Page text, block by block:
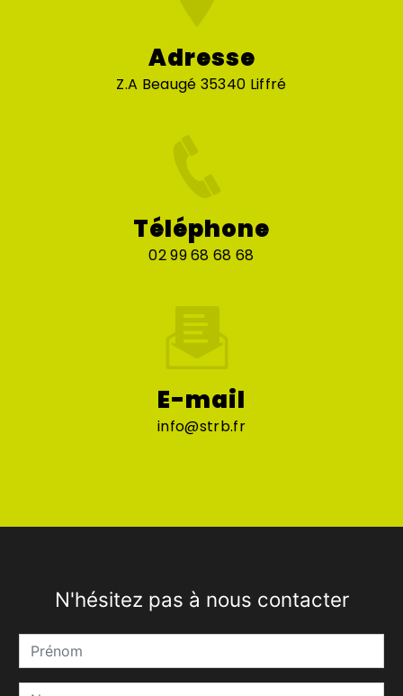
Adresse
Z.A Beaugé 35340 Liffré
Téléphone
02 99 68 68 68
E-mail
info@strb.fr
N'hésitez pas à nous contacter